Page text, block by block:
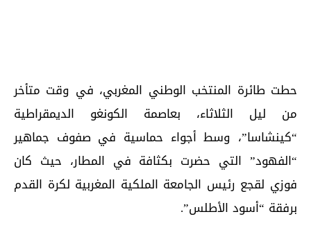
حطت طائرة المنتخب الوطني المغربي، في وقت متأخر
من ليل الثلاثاء، بعاصمة الكونغو الديمقراطية
“كينشاسا”، وسط أجواء حماسية في صفوف جماهير
“الفهود” التي حضرت بكثافة في المطار، حيث كان
فوزي لقجع رئيس الجامعة الملكية المغربية لكرة القدم
برفقة “أسود الأطلس”.